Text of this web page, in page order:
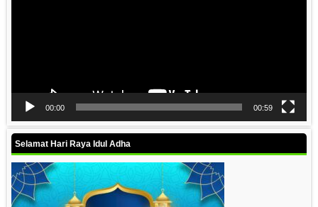
00:00 00:59
Selamat Hari Raya Idul Adha